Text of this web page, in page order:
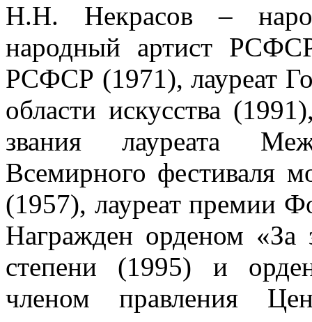
Н.Н. Некрасов –
народный артист
РСФСР (1971), лауреат
области искусства
звания лауреата
Всемирного фестиваля
(1957), лауреат премии
Награжден орденом «За
степени (1995) и
членом правления